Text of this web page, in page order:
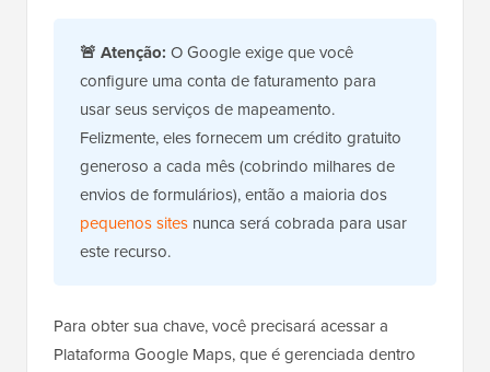
🚨 Atenção: O Google exige que você
configure uma conta de faturamento para
usar seus serviços de mapeamento.
Felizmente, eles fornecem um crédito gratuito
generoso a cada mês (cobrindo milhares de
envios de formulários), então a maioria dos
pequenos sites nunca será cobrada para usar
este recurso.
Para obter sua chave, você precisará acessar a
Plataforma Google Maps, que é gerenciada dentro